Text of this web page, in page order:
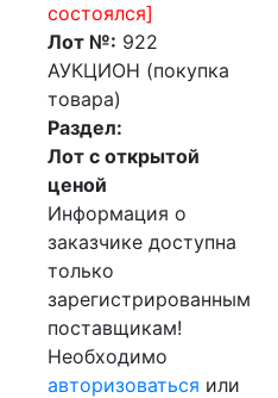
состоялся]
Лот №: 922
АУКЦИОН (покупка
товара)
Раздел:
Лот с открытой
ценой
Информация о
заказчике доступна
только
зарегистрированным
поставщикам!
Необходимо
авторизоваться или